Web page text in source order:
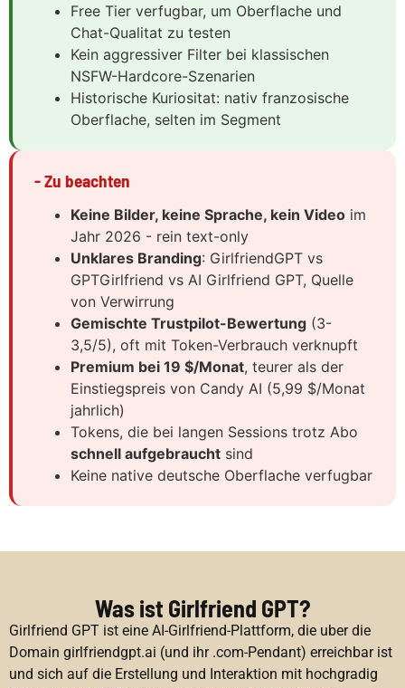
Free Tier verfugbar, um Oberflache und
Chat-Qualitat zu testen
Kein aggressiver Filter bei klassischen
NSFW-Hardcore-Szenarien
Historische Kuriositat: nativ franzosische
Oberflache, selten im Segment
- Zu beachten
Keine Bilder, keine Sprache, kein Video im
Jahr 2026 - rein text-only
Unklares Branding: GirlfriendGPT vs
GPTGirlfriend vs AI Girlfriend GPT, Quelle
von Verwirrung
Gemischte Trustpilot-Bewertung (3-
3,5/5), oft mit Token-Verbrauch verknupft
Premium bei 19 $/Monat, teurer als der
Einstiegspreis von Candy AI (5,99 $/Monat
jahrlich)
Tokens, die bei langen Sessions trotz Abo
schnell aufgebraucht sind
Keine native deutsche Oberflache verfugbar
Was ist Girlfriend GPT?
Girlfriend GPT ist eine AI-Girlfriend-Plattform, die uber die
Domain girlfriendgpt.ai (und ihr .com-Pendant) erreichbar ist
und sich auf die Erstellung und Interaktion mit hochgradig